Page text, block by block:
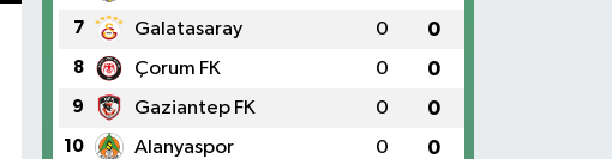
7 Galatasaray 0 0
8 Çorum FK 0 0
9 Gaziantep FK 0 0
10 Alanyaspor 0 0